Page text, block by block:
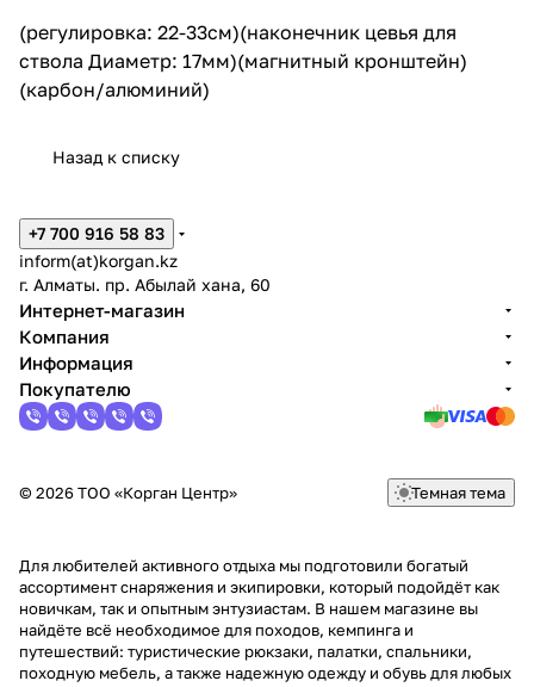
(регулировка: 22-33см)(наконечник цевья для
ствола Диаметр: 17мм)(магнитный кронштейн)
(карбон/алюминий)
Назад к списку
+7 700 916 58 83
inform(at)korgan.kz
г. Алматы. пр. Абылай хана, 60
Интернет-магазин
Компания
Информация
Покупателю
© 2026 ТОО «Корган Центр» Темная тема
Для любителей активного отдыха мы подготовили богатый
ассортимент снаряжения и экипировки, который подойдёт как
новичкам, так и опытным энтузиастам. В нашем магазине вы
найдёте всё необходимое для походов, кемпинга и
путешествий: туристические рюкзаки, палатки, спальники,
походную мебель, а также надежную одежду и обувь для любых